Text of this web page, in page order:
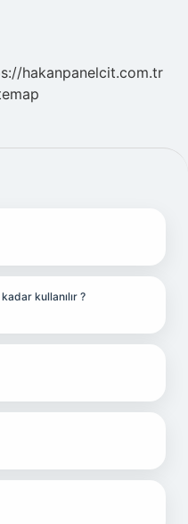
hakanpanelcit.com.tr
kullanılır ?